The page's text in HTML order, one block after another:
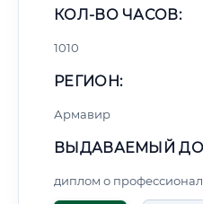
КОЛ-ВО ЧАСОВ:
1010
РЕГИОН:
Армавир
ВЫДАВАЕМЫЙ
диплом о